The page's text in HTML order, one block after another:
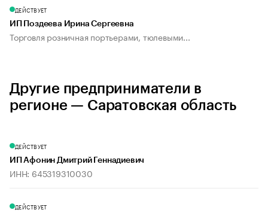
ДЕЙСТВУЕТ
ИП Поздеева Ирина Сергеевна
Торговля розничная портьерами, тюлевыми...
Другие предприниматели в
регионе — Саратовская область
ДЕЙСТВУЕТ
ИП Афонин Дмитрий Геннадиевич
ИНН: 645319310030
ДЕЙСТВУЕТ